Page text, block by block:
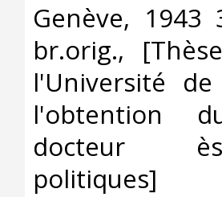
‎Genève, 1943
br.orig.,
l'Université
l'obtention
docteur
politiques]‎